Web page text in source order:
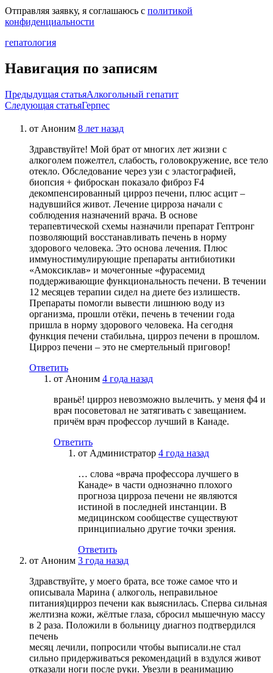
Отправляя заявку, я соглашаюсь с политикой
конфиденциальности
гепатология
Навигация по записям
Предыдущая статьяАлкогольный гепатит
Следующая статьяГерпес
от Аноним 8 лет назад
Здравствуйте! Мой брат от многих лет жизни с
алкоголем пожелтел, слабость, головокружение, все тело
отекло. Обследование через узи с эластографией,
биопсия + фиброскан показало фиброз F4
декомпенсированный цирроз печени, плюс асцит –
надувшийся живот. Лечение цирроза начали с
соблюдения назначений врача. В основе
терапевтической схемы назначили препарат Гептронг
позволяющий восстанавливать печень в норму
здорового человека. Это основа лечения. Плюс
иммуностимулирующие препараты антибиотики
«Амоксиклав» и мочегонные «фурасемид
поддерживающие функциональность печени. В течении
12 месяцев терапии сидел на диете без излишеств.
Препараты помогли вывести лишнюю воду из
организма, прошли отёки, печень в течении года
пришла в норму здорового человека. На сегодня
функция печени стабильна, цирроз печени в прошлом.
Цирроз печени – это не смертельный приговор!
Ответить
от Аноним 4 года назад
враньё! цирроз невозможно вылечить. у меня ф4 и
врач посоветовал не затягивать с завещанием.
причём врач профессор лучший в Канаде.
Ответить
от Администратор 4 года назад
… слова «врача профессора лучшего в
Канаде» в части однозначно плохого
прогноза цирроза печени не являются
истиной в последней инстанции. В
медицинском сообществе существуют
принципиально другие точки зрения.
Ответить
от Аноним 3 года назад
Здравствуйте, у моего брата, все тоже самое что и
описывала Марина ( алкоголь, неправильное
питания)цирроз печени как выяснилась. Сперва сильная
желтизна кожи, жёлтые глаза, сбросил мышечную массу
в 2 раза. Положили в больницу диагноз подтвердился
печень
месяц лечили, попросили чтобы выписали.не стал
сильно придерживаться рекомендаций в вздулся живот
отказали ноги после руки. Увезли в реанимацию